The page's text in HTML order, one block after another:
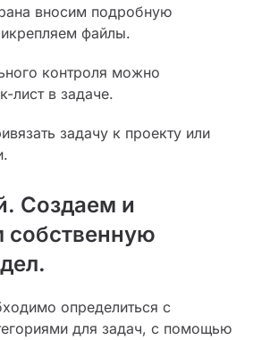
вносим подробную
файлы.
контроля можно
лист в задаче.
задачу к проекту или
Создаем и
собственную
определиться с
для задач, с помощью